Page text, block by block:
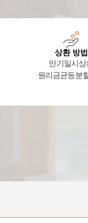
상환 방법
만기일시상
원리금균등분